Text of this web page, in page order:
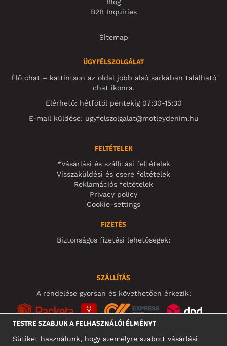
Blog
B2B Inquiries
Sitemap
ÜGYFÉLSZOLGÁLAT
Élő chat – kattintson az oldal jobb alsó sarkában található
chat ikonra.
Elérhető: hétfőtől péntekig 07:30-15:30
E-mail küldése: ugyfelszolgalat@motleydenim.hu
FELTÉTELEK
*Vásárlási és szállítási feltételek
Visszaküldési és csere feltételek
Reklamációs feltételek
Privacy policy
Cookie-settings
FIZETÉS
Biztonságos fizetési lehetőségek:
SZÁLLÍTÁS
A rendelése gyorsan és követhetően érkezik:
TESTRE SZABJUK A FELHASZNÁLÓI ÉLMÉNYT
Sütiket használunk, hogy személyre szabott vásárlási